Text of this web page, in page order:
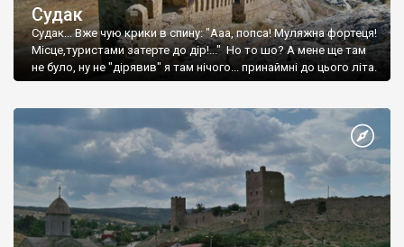
Судак
Судак... Вже чую крики в спину: "Ааа, попса! Муляжна фортеця!
Місце,туристами затерте до дір!..." Но то шо? А мене ще там
не було, ну не "дірявив" я там нічого... принаймні до цього літа.